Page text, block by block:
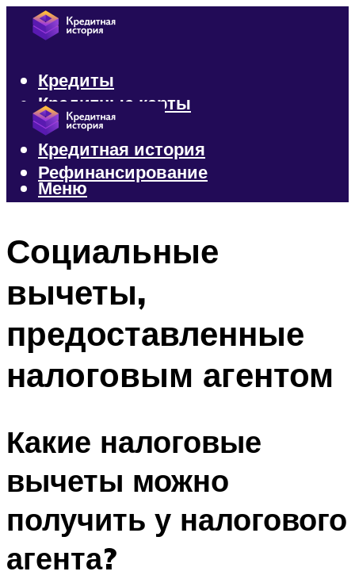
Кредиты
Кредитные карты
Микрозаймы
Кредитная история
Рефинансирование
Меню
Социальные
вычеты,
предоставленные
налоговым агентом
Какие налоговые
вычеты можно
получить у налогового
агента?